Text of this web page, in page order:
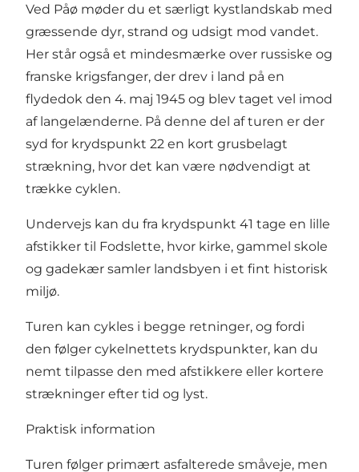
Ved Påø møder du et særligt kystlandskab med
græssende dyr, strand og udsigt mod vandet.
Her står også et mindesmærke over russiske og
franske krigsfanger, der drev i land på en
flydedok den 4. maj 1945 og blev taget vel imod
af langelænderne. På denne del af turen er der
syd for krydspunkt 22 en kort grusbelagt
strækning, hvor det kan være nødvendigt at
trække cyklen.
Undervejs kan du fra krydspunkt 41 tage en lille
afstikker til Fodslette, hvor kirke, gammel skole
og gadekær samler landsbyen i et fint historisk
miljø.
Turen kan cykles i begge retninger, og fordi
den følger cykelnettets krydspunkter, kan du
nemt tilpasse den med afstikkere eller kortere
strækninger efter tid og lyst.
Praktisk information
Turen følger primært asfalterede småveje, men